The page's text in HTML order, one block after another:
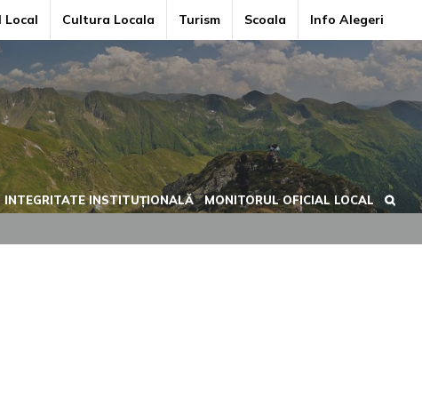
Local Cultura Locala Turism Scoala Info Alegeri
INTEGRITATE INSTITUȚIONALĂ MONITORUL OFICIAL LOCAL